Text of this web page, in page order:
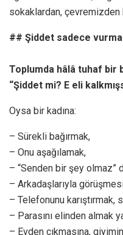
sokaklardan, çevremizden
## Şiddet sadece
Toplumda hâlâ tuhaf bir
“Şiddet mi? E eli
Oysa bir kadına:
– Sürekli bağırmak,
– Onu aşağılamak,
– “Senden bir şey olmaz”
– Arkadaşlarıyla
– Telefonunu karıştırmak,
– Parasını elinden almak
– Evden çıkmasına,